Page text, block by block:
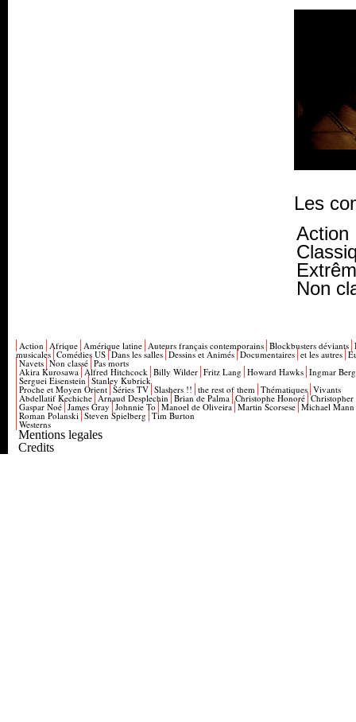
Les
Action
Non
Action Afrique Amérique latine Auteurs français contemporains Blockbusters déviants
musicales Comédies US Dans les salles Dessins et Animés Documentaires et les autres
Navets Non classé Pas morts
Akira Kurosawa Alfred Hitchcock Billy Wilder Fritz Lang Howard Hawks Ingmar
Serguei Eisenstein Stanley Kubrick
Proche et Moyen Orient Séries TV Slashers !! the rest of them Thématiques Vivants
Abdellatif Kechiche Arnaud Desplechin Brian de Palma Christophe Honoré
Gaspar Noé James Gray Johnnie To Manoel de Oliveira Martin Scorsese Michael Mann
Roman Polanski Steven Spielberg Tim Burton
Westerns
Mentions legales
Credits